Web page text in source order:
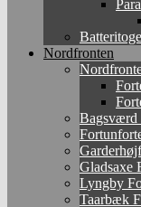
Nordfronten
Bagsværd
Gladsaxe
Lyngby
Taarbæk